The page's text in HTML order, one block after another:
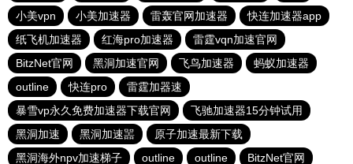
小美vpn
小美加速器 雷轰官网加速器
快连加速器app
纸飞机加速器
红海pro加速器
雷霆vqn加速官网
BitzNet官网
黑洞加速官网 飞鸟加速器
蚂蚁加速器
outline
快连pro
雷霆加器速
暴雪vp永久免费加速器下载官网
飞驰加速器15分钟试用
黑洞加速
黑洞加速噐
原子加速最新下载
黑洞海外npv加速梯子
outline outline BitzNet官网